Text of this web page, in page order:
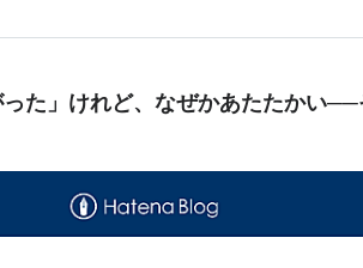
た」けれど、なぜかあたたかい──